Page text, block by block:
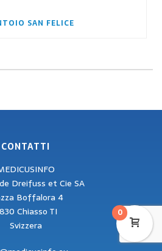
SAN FELICE
CONTATTI
Dreifuss et Cie SA
Boffalora 4
Chiasso TI
Svizzera
0